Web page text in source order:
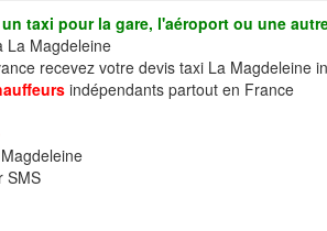
taxi pour la gare, l'aéroport ou une
La Magdeleine
recevez votre devis taxi La Magdeleine
indépendants partout en France
SMS